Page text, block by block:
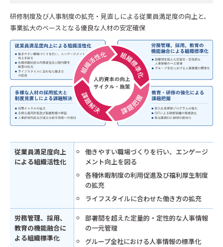
研修制度及び人事制度の拡充・見直しによる従業員満足度の向上と、
事業拡大のベースとなる優良な人材の安定確保
従業員満足度向上
による組織活性化
働きやすい職場づくりを行い、エンゲージ
メント向上を図る
各種休暇制度の利用促進及び福利厚生制度
の拡充
ライフスタイルに合わせた働き方の拡充
労務管理、採用、
教育の機能融合に
よる組織標準化
部署間を超えた定量的・定性的な人事情報
の一元管理
グループ全社における人事情報の標準化